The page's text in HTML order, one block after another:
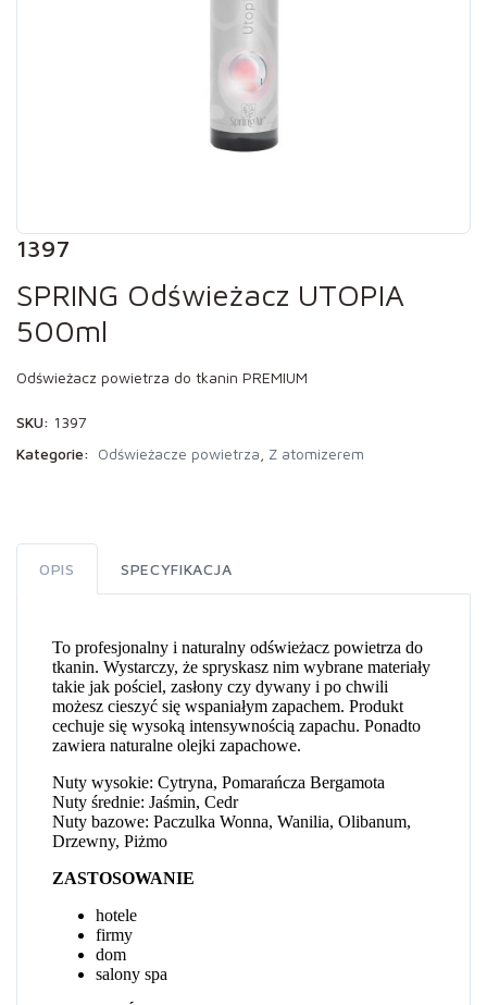
1397
SPRING Odświeżacz UTOPIA
500ml
Odświeżacz powietrza do tkanin PREMIUM
SKU: 1397
Kategorie: Odświeżacze powietrza Z atomizerem
OPIS SPECYFIKACJA